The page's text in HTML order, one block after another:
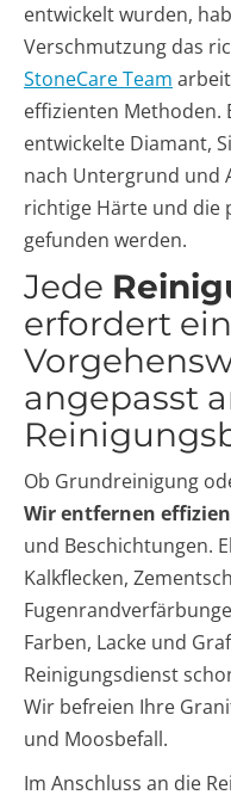
entwickelt wurden,
Verschmutzung das
StoneCare Team
effizienten Methoden.
entwickelte Diamant,
nach Untergrund und
richtige Härte und die
gefunden werden.
Jede
erfordert
angepasst
Ob Grundreinigung
Wir entfernen
und Beschichtungen.
Kalkflecken,
Farben, Lacke und
Reinigungsdienst
Wir befreien Ihre
und Moosbefall.
Im Anschluss an die